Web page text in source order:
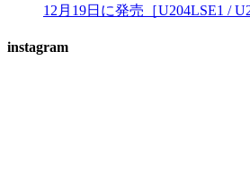
12月19日に発売［U204LSE1 /
instagram